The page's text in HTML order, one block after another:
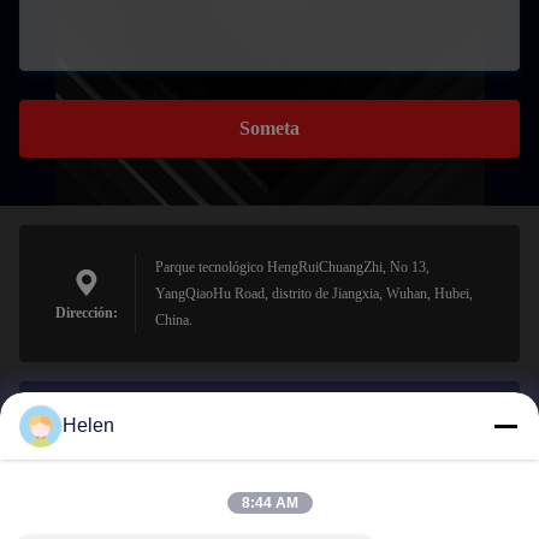
Someta
Dirección:
Parque tecnológico HengRuiChuangZhi, No 13,
YangQiaoHu Road, distrito de Jiangxia, Wuhan, Hubei,
China.
El correo
Helen
8:44 AM